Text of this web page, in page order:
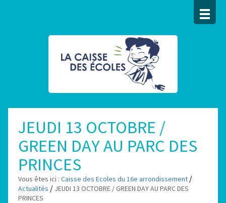
JEUDI 13 OCTOBRE /
GREEN DAY AU PARC DES
PRINCES
Vous êtes ici : Caisse des Ecoles du 16e arrondissement /
Actualités / JEUDI 13 OCTOBRE / GREEN DAY AU PARC DES
PRINCES